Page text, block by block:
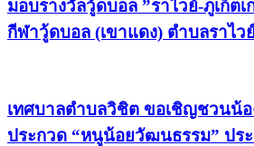
มอบรางวัลวู้ดบอล ”ราไวย์-ภูเก็ต
กีฬาวู้ดบอล (เขาแดง) ตำบลราไว
เทศบาลตำบลวิชิต ขอเชิญชวนน้อ
ประกวด “หนูน้อยวัฒนธรรม” ประ